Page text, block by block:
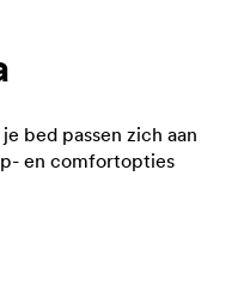
bed passen zich aan
en comfortopties